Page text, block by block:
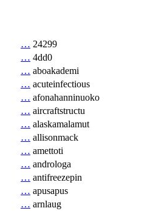
… 24299
… 4dd0
… aboakademi
… acuteinfectious
… afonahanninuoko
… aircraftstructu
… alaskamalamut
… allisonmack
… amettoti
… androloga
… antifreezepin
… apusapus
… arnlaug